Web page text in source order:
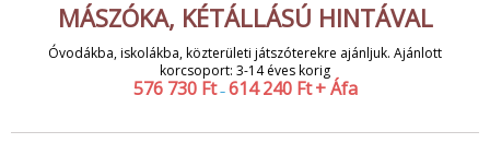
MÁSZÓKA, KÉTÁLLÁSÚ HINTÁVAL
Óvodákba, iskolákba, közterületi játszóterekre ajánljuk. Ajánlott
korcsoport: 3-14 éves korig
576 730 Ft – 614 240 Ft + Áfa